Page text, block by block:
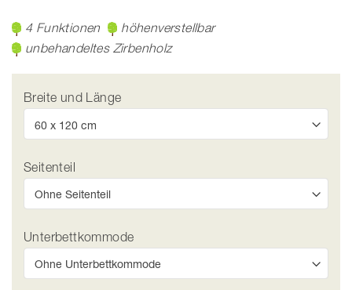
4 Funktionen
höhenverstellbar
unbehandeltes Zirbenholz
Breite und Länge
Seitenteil
Unterbettkommode